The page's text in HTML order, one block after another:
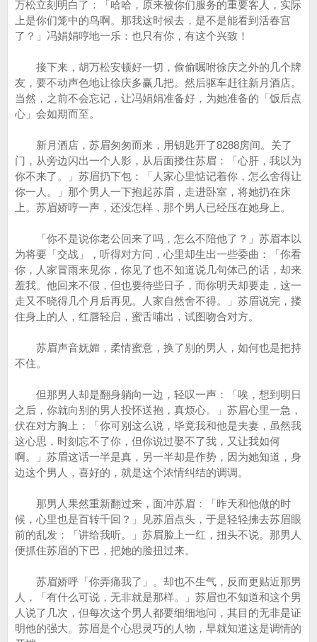
万松立刻明白了：「哈哈，原来被你们服务的重要客人，实际
上是你们笼中的鸟啊。那我这时候去，是不是能看到活春宫
了？」冯娟娟哼地一乐：也只有你，有这个兴致！
接下来，胡万松安顿好一切，偷偷嘱咐徐庆之外的几个牌
友，要不动声色地让徐庆多赢几把。然后驱车赶往新月酒店。
当然，之前不会忘记，让冯娟娟准备好，为她准备的「饭后点
心」会如期而至。
新月酒店，苏眉匆匆而来，用钥匙开了8288房间。关了
门，从旁边闪出一个人影，从后面搂住苏眉：「心肝，我以为
你不来了。」苏眉扔下包：「人家心里惦记着你，怎么舍得让
你一人。」那个男人一下抱起苏眉，走进卧室，将她扔在床
上。苏眉娇哼一声，还没怎样，那个男人已经压在她身上。
「你不是说你老公回来了吗，怎么不陪他了？」苏眉本以
为将要「交战」，听得对方问，心里却生出一些委曲：「你看
你，人家冒雨来见你，你见了也不知道说几句体己的话，却来
羞我。他回来不假，但也要待些日子，而你明天却要走，这一
走又不晓得几个月后再见。人家自然舍不得。」苏眉说完，搂
住身上的人，红唇轻启，蜜舌哺出，试图吻合对方。
苏眉声音妩媚，柔情蜜意，换了别的男人，如何也是把持
不住。
但那男人却是翻身躺向一边，轻叹一声：「唉，想到明日
之后，你就向别的男人投怀送抱，真烦心。」苏眉心里一急，
伏在对方胸上：「你可别这么说，毕竟我和他是夫妻，虽然我
这心思，时刻忘不了你，但你说过娶不了我，又让我如何
啊。」苏眉这话一半是真，另一半却是作势，因为她知道，身
边这个男人，喜好的，就是这个浓情纠结的调调。
那男人果然重新翻过来，面冲苏眉：「昨天和他做的时
候，心里也是百转千回？」见苏眉点头，于是轻轻拂去苏眉眼
前的乱发：「讲给我听。」苏眉脸上一红，扭头不说。那男人
便抓住苏眉的下巴，把她的脸扭过来。
苏眉娇呼「你弄痛我了」。却也不生气，反而更贴近那男
人，「有什么可说，无非就是那样。」苏眉也不知道和这个男
人说了几次，但每次这个男人都要细细地问，其目的无非是证
明他的强大。苏眉是个心思灵巧的人物，早就知道这是调情的